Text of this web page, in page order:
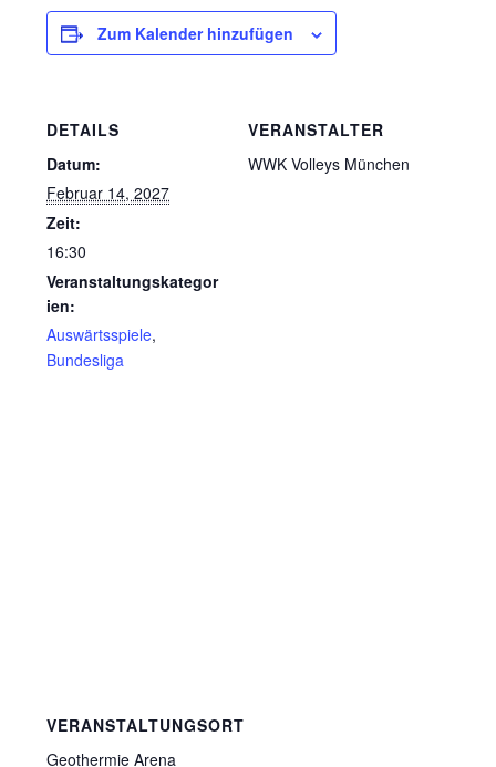
Zum Kalender hinzufügen
DETAILS
Datum:
Februar 14, 2027
Zeit:
16:30
Veranstaltungskategor
ien:
Auswärtsspiele,
Bundesliga
VERANSTALTER
WWK Volleys München
VERANSTALTUNGSORT
Geothermie Arena